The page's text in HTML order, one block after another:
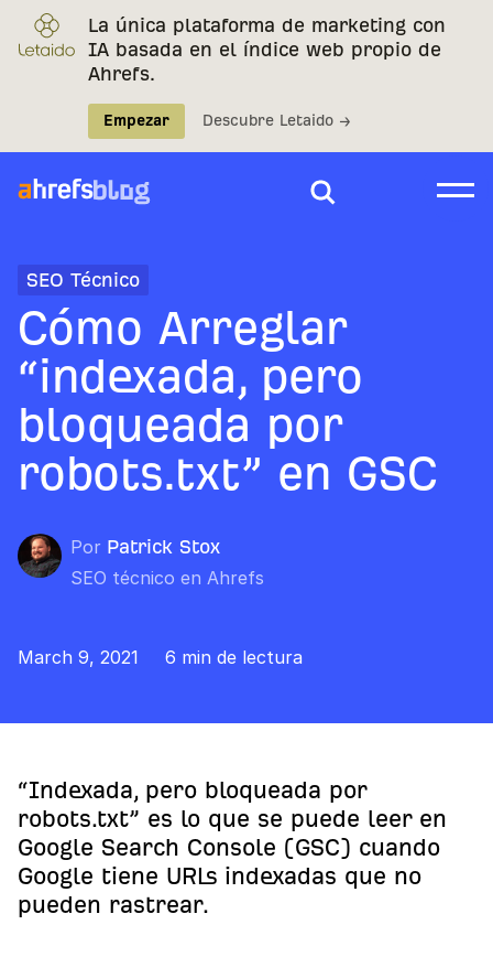
La única plataforma de marketing con
IA basada en el índice web propio de
Ahrefs.
Empezar Descubre Letaido →
SEO Técnico
Cómo Arreglar
“indexada, pero
bloqueada por
robots.txt” en GSC
Por Patrick Stox
SEO técnico en Ahrefs
March 9, 2021 6 min de lectura
“Indexada, pero bloqueada por
robots.txt” es lo que se puede leer en
Google Search Console (GSC) cuando
Google tiene URLs indexadas que no
pueden rastrear.